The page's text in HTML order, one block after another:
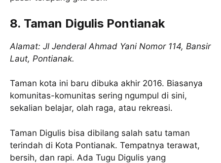
8. Taman Digulis Pontianak
Alamat: Jl Jenderal Ahmad Yani Nomor 114, Bansir
Laut, Pontianak.
Taman kota ini baru dibuka akhir 2016. Biasanya
komunitas-komunitas sering ngumpul di sini,
sekalian belajar, olah raga, atau rekreasi.
Taman Digulis bisa dibilang salah satu taman
terindah di Kota Pontianak. Tempatnya terawat,
bersih, dan rapi. Ada Tugu Digulis yang